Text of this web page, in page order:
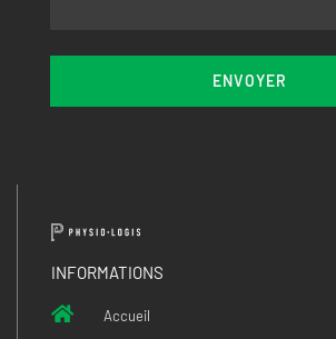
ENVOYER
INFORMATIONS
Accueil